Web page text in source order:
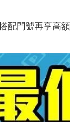
搭配門號再享高